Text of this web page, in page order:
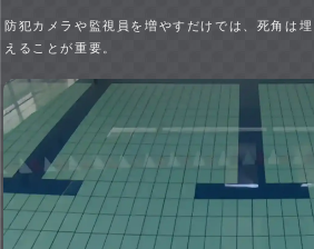
防犯カメラや監視員を増やすだけでは、死角は
えることが重要。